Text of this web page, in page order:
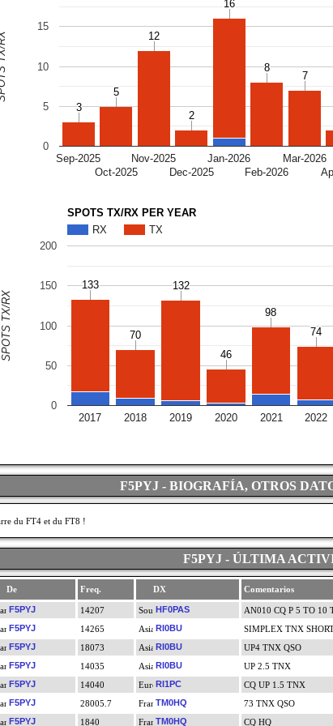
Sep-2025
Oct-2025
Nov-2025
Dec-2025
Jan-2026
Feb-2026
Mar-2026
0
5
10
15
3
3
5
5
12
12
2
2
16
16
8
8
7
7
RX
SPOTS TX/RX PER YEAR
RX
TX
2017 2018 2019 2020 2021 2022
0
50
100
150
200
133
133
70
70
132
132
46
46
98
98
74
74
SPOTS TX/RX
F5PYJ - BIOGRAFÍA, OTROS
du FT4 et du FT8 !
F5PYJ - ÚLTIMA
Freq. DX Comentarios
F5PYJ 14207 HF0PAS AN010 CQ P 5 TO 10
F5PYJ
14265 RI0BU SIMPLEX TNX
F5PYJ
18073 RI0BU UP4 TNX QSO
F5PYJ
14035 RI0BU UP 2.5 TNX
F5PYJ
14040 RI1PC CQ UP 1.5 TNX
F5PYJ
28005.7 TM0HQ 73 TNX QSO
F5PYJ
1840 TM0HQ CQ HQ